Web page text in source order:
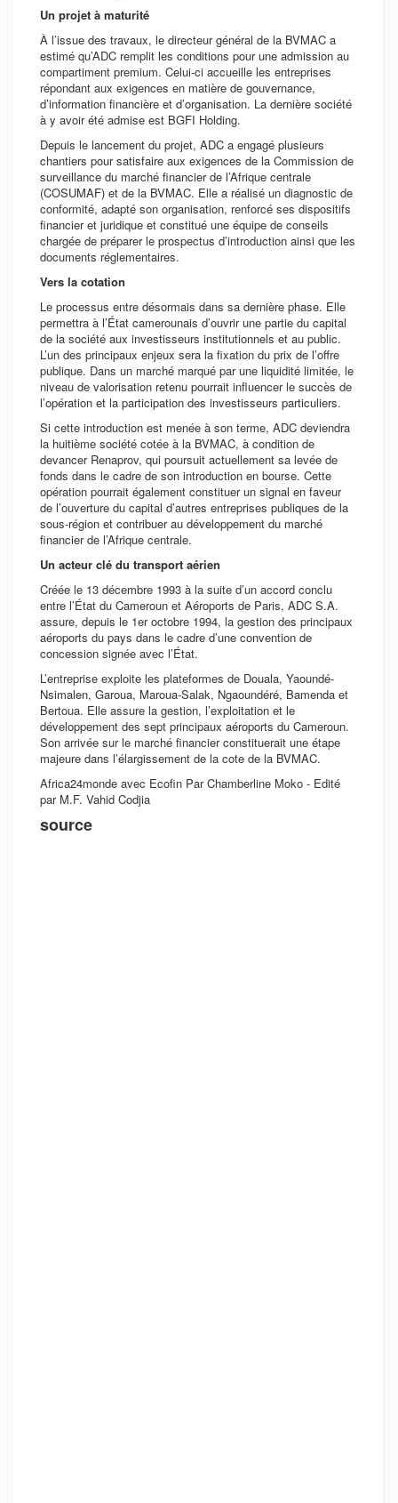
Un projet à maturité
À l’issue des travaux, le directeur général de la BVMAC a
estimé qu’ADC remplit les conditions pour une admission au
compartiment premium. Celui-ci accueille les entreprises
répondant aux exigences en matière de gouvernance,
d’information financière et d’organisation. La dernière société
à y avoir été admise est BGFI Holding.
Depuis le lancement du projet, ADC a engagé plusieurs
chantiers pour satisfaire aux exigences de la Commission de
surveillance du marché financier de l’Afrique centrale
(COSUMAF) et de la BVMAC. Elle a réalisé un diagnostic de
conformité, adapté son organisation, renforcé ses dispositifs
financier et juridique et constitué une équipe de conseils
chargée de préparer le prospectus d’introduction ainsi que les
documents réglementaires.
Vers la cotation
Le processus entre désormais dans sa dernière phase. Elle
permettra à l’État camerounais d’ouvrir une partie du capital
de la société aux investisseurs institutionnels et au public.
L’un des principaux enjeux sera la fixation du prix de l’offre
publique. Dans un marché marqué par une liquidité limitée, le
niveau de valorisation retenu pourrait influencer le succès de
l’opération et la participation des investisseurs particuliers.
Si cette introduction est menée à son terme, ADC deviendra
la huitième société cotée à la BVMAC, à condition de
devancer Renaprov, qui poursuit actuellement sa levée de
fonds dans le cadre de son introduction en bourse. Cette
opération pourrait également constituer un signal en faveur
de l’ouverture du capital d’autres entreprises publiques de la
sous-région et contribuer au développement du marché
financier de l’Afrique centrale.
Un acteur clé du transport aérien
Créée le 13 décembre 1993 à la suite d’un accord conclu
entre l’État du Cameroun et Aéroports de Paris, ADC S.A.
assure, depuis le 1er octobre 1994, la gestion des principaux
aéroports du pays dans le cadre d’une convention de
concession signée avec l’État.
L’entreprise exploite les plateformes de Douala, Yaoundé-
Nsimalen, Garoua, Maroua-Salak, Ngaoundéré, Bamenda et
Bertoua. Elle assure la gestion, l’exploitation et le
développement des sept principaux aéroports du Cameroun.
Son arrivée sur le marché financier constituerait une étape
majeure dans l’élargissement de la cote de la BVMAC.
Africa24monde avec Ecofin Par Chamberline Moko - Edité
par M.F. Vahid Codjia
source